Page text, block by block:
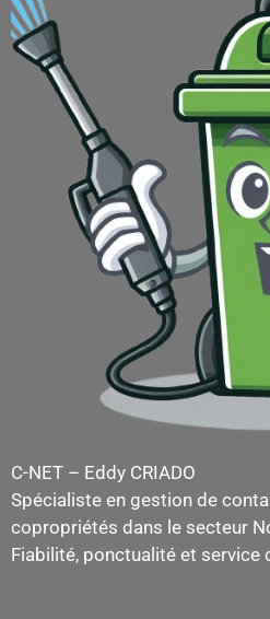
C-NET – Eddy CRIADO
Spécialiste en gestion de
copropriétés dans le secteur
Fiabilité, ponctualité et service